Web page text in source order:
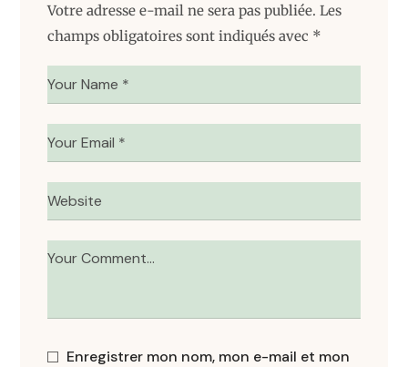
Votre adresse e-mail ne sera pas publiée. Les
champs obligatoires sont indiqués avec *
Enregistrer mon nom, mon e-mail et mon